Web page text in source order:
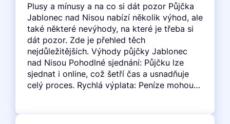
Plusy a mínusy a na co si dát pozor Půjčka
Jablonec nad Nisou nabízí několik výhod, ale
také některé nevýhody, na které je třeba si
dát pozor. Zde je přehled těch
nejdůležitějších. Výhody půjčky Jablonec
nad Nisou Pohodlné sjednání: Půjčku lze
sjednat i online, což šetří čas a usnadňuje
celý proces. Rychlá výplata: Peníze mohou…